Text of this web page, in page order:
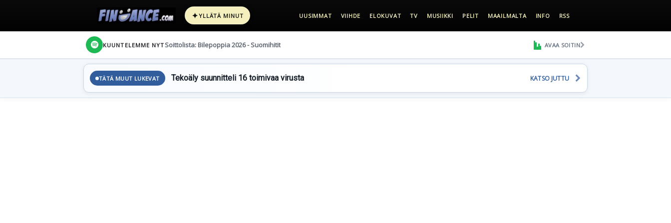
✦YLLÄTÄ MINUT UUSIMMAT VIIHDE ELOKUVAT TV MUSIIKKI PELIT MAAILMALTA INFO RSS
KUUNTELEMME NYT Soittolista: Bilepoppia 2026 - Suomihitit AVAA SOITIN
TÄTÄ MUUT LUKEVAT Tekoäly suunnitteli 16 toimivaa virusta KATSO JUTTU